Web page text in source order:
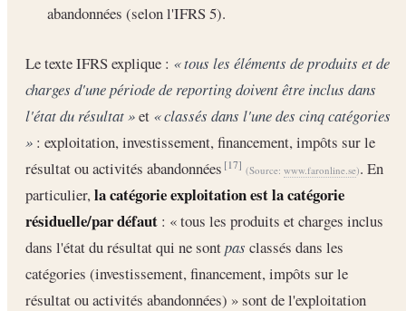
abandonnées (selon l'IFRS 5).
Le texte IFRS explique : « tous les éléments de produits et de
charges d'une période de reporting doivent être inclus dans
l'état du résultat »et « classés dans l'une des cinq catégories
» : exploitation, investissement, financement, impôts sur le
résultat ou activités abandonnées[17] (Source: www.faronline.se). En
particulier,la catégorie exploitation est la catégorie
résiduelle/par défaut : « tous les produits et charges inclus
dans l'état du résultat qui ne sontpas classés dans les
catégories (investissement, financement, impôts sur le
résultat ou activités abandonnées) » sont de l'exploitation